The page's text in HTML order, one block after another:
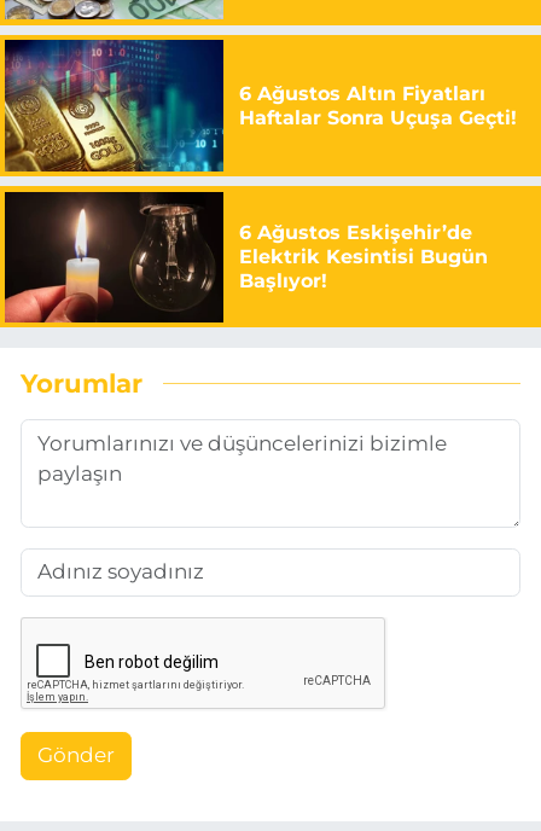
6 Ağustos Altın Fiyatları
Haftalar Sonra Uçuşa Geçti!
6 Ağustos Eskişehir’de
Elektrik Kesintisi Bugün
Başlıyor!
Yorumlar
Gönder